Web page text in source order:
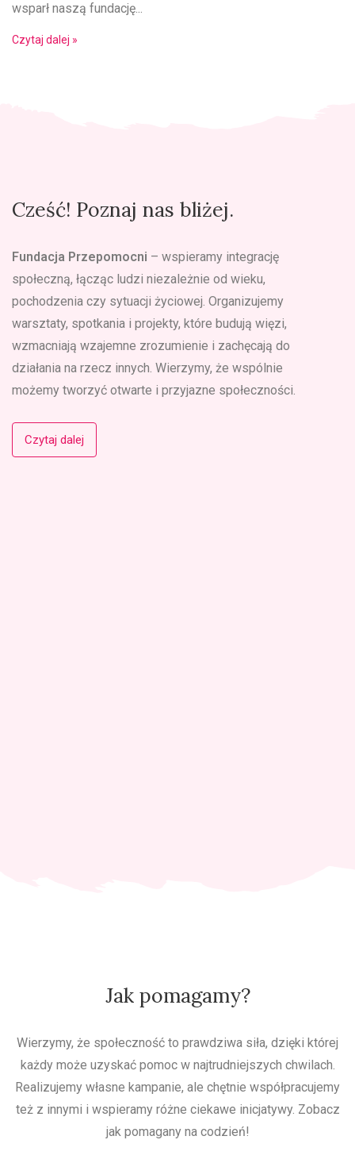
wsparł naszą fundację...
Czytaj dalej »
Cześć! Poznaj nas bliżej.
Fundacja Przepomocni – wspieramy integrację
społeczną, łącząc ludzi niezależnie od wieku,
pochodzenia czy sytuacji życiowej. Organizujemy
warsztaty, spotkania i projekty, które budują więzi,
wzmacniają wzajemne zrozumienie i zachęcają do
działania na rzecz innych. Wierzymy, że wspólnie
możemy tworzyć otwarte i przyjazne społeczności.
Czytaj dalej
Jak pomagamy?
Wierzymy, że społeczność to prawdziwa siła, dzięki której
każdy może uzyskać pomoc w najtrudniejszych chwilach.
Realizujemy własne kampanie, ale chętnie współpracujemy
też z innymi i wspieramy różne ciekawe inicjatywy. Zobacz
jak pomagany na codzień!